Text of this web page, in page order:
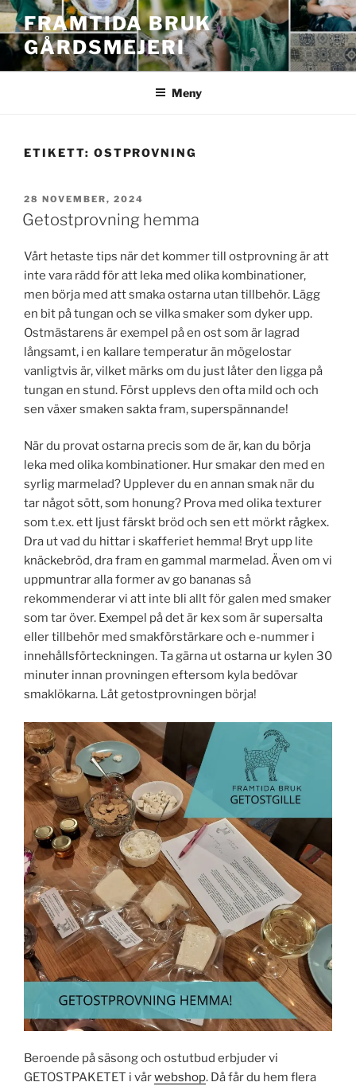
Hoppa
till
innehåll
FRAMTIDA BRUK
GÅRDSMEJERI
Meny
ETIKETT: OSTPROVNING
PUBLICERAT
28 NOVEMBER, 2024
Getostprovning hemma
Vårt hetaste tips när det kommer till ostprovning är att
inte vara rädd för att leka med olika kombinationer,
men börja med att smaka ostarna utan tillbehör. Lägg
en bit på tungan och se vilka smaker som dyker upp.
Ostmästarens är exempel på en ost som är lagrad
långsamt, i en kallare temperatur än mögelostar
vanligtvis är, vilket märks om du just låter den ligga på
tungan en stund. Först upplevs den ofta mild och och
sen växer smaken sakta fram, superspännande!
När du provat ostarna precis som de är, kan du börja
leka med olika kombinationer. Hur smakar den med en
syrlig marmelad? Upplever du en annan smak när du
tar något sött, som honung? Prova med olika texturer
som t.ex. ett ljust färskt bröd och sen ett mörkt rågkex.
Dra ut vad du hittar i skafferiet hemma! Bryt upp lite
knäckebröd, dra fram en gammal marmelad. Även om vi
uppmuntrar alla former av go bananas så
rekommenderar vi att inte bli allt för galen med smaker
som tar över. Exempel på det är kex som är supersalta
eller tillbehör med smakförstärkare och e-nummer i
innehållsförteckningen. Ta gärna ut ostarna ur kylen 30
minuter innan provningen eftersom kyla bedövar
smaklökarna. Låt getostprovningen börja!
Beroende på säsong och ostutbud erbjuder vi
GETOSTPAKETET i vårwebshop. Då får du hem flera